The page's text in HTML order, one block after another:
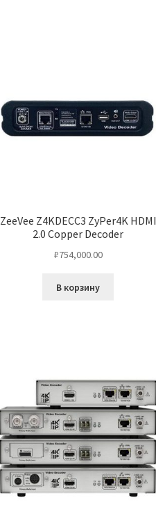
ZeeVee Z4KDECC3 ZyPer4K HDMI
2.0 Copper Decoder
₽754,000.00
В корзину